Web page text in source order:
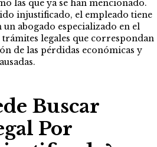
las que ya se han mencionado.
injustificado, el empleado tiene
abogado especializado en el
legales que correspondan
de las pérdidas económicas y
Buscar
Por